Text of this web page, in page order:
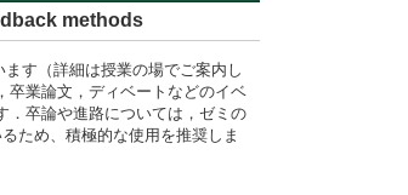
methods
す（詳細は授業の場でご案内し
卒業論文，ディベートなどのイベ
．卒論や進路については，ゼミの
ため、積極的な使用を推奨しま